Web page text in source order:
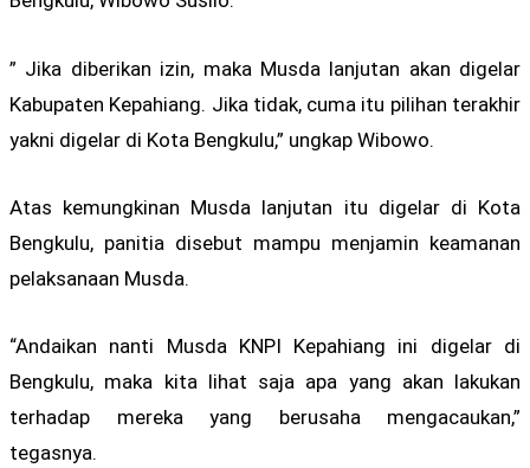
” Jika diberikan izin, maka Musda lanjutan akan digelar
Kabupaten Kepahiang. Jika tidak, cuma itu pilihan terakhir
yakni digelar di Kota Bengkulu,” ungkap Wibowo.
Atas kemungkinan Musda lanjutan itu digelar di Kota
Bengkulu, panitia disebut mampu menjamin keamanan
pelaksanaan Musda.
“Andaikan nanti Musda KNPI Kepahiang ini digelar di
Bengkulu, maka kita lihat saja apa yang akan lakukan
terhadap mereka yang berusaha mengacaukan,”
tegasnya.